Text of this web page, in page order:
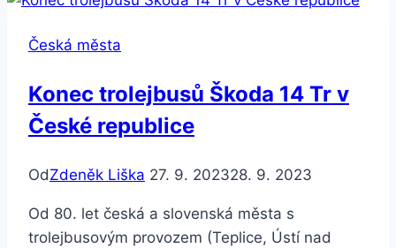
Česká města
Konec trolejbusů Škoda 14 Tr v
České republice
OdZdeněk Liška 27. 9. 202328. 9. 2023
Od 80. let česká a slovenská města s
trolejbusovým provozem (Teplice, Ústí nad